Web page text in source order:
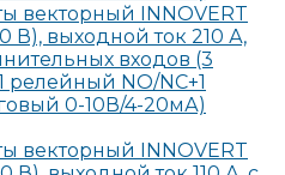
векторный INNOVERT
В), выходной ток 210 А,
входов (3
релейный NO/NC+1
0-10В/4-20мА)
векторный INNOVERT